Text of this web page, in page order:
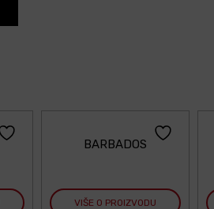
BARBADOS
VIŠE O PROIZVODU